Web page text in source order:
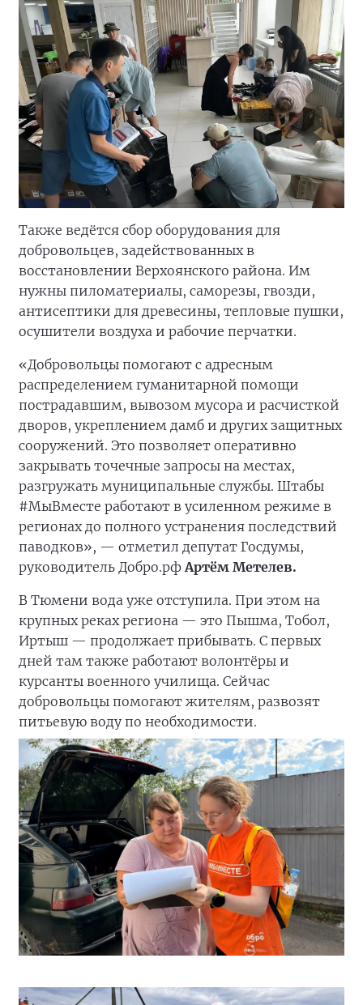
Также ведётся сбор оборудования для
добровольцев, задействованных в
восстановлении Верхоянского района. Им
нужны пиломатериалы, саморезы, гвозди,
антисептики для древесины, тепловые пушки,
осушители воздуха и рабочие перчатки.
«Добровольцы помогают с адресным
распределением гуманитарной помощи
пострадавшим, вывозом мусора и расчисткой
дворов, укреплением дамб и других защитных
сооружений. Это позволяет оперативно
закрывать точечные запросы на местах,
разгружать муниципальные службы. Штабы
#МыВместе работают в усиленном режиме в
регионах до полного устранения последствий
паводков», — отметил депутат Госдумы,
руководитель Добро.рфАртём Метелев.
В Тюмени вода уже отступила. При этом на
крупных реках региона — это Пышма, Тобол,
Иртыш — продолжает прибывать. С первых
дней там также работают волонтёры и
курсанты военного училища. Сейчас
добровольцы помогают жителям, развозят
питьевую воду по необходимости.